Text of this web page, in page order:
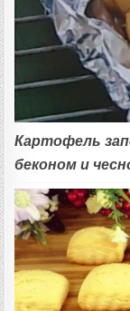
Картофель
беконом и